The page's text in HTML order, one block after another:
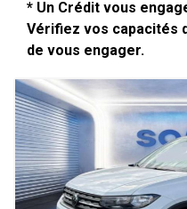
* Un Crédit vous
Vérifiez vos capacités
de vous engager.